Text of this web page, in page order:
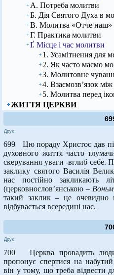
А. Потреба молитви
Б. Дія Святого Духа в
В. Молитва «Отче наш»
Г. Практика молитви
Ґ. Місце і час молитви
1. Усамітнення для
2. Як часто маємо
3. Молитовне
4. Взаємозв’язок
5. Молитва перед
ЖИТТЯ ЦЕРКВИ
Друк
699 Цю пораду Христос дав
духовного життя часто
скерування уваги -вглиб себе.
заклику святого Василія
нас постійно закликають
(церковнослов’янською –
такий заклик – це
відбувається всередині нас.
Друк
700 Церква провадить
пропонує спертися на
він у тому, що треба відвести